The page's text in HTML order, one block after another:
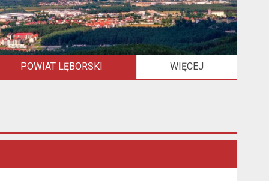
POWIAT LĘBORSKI WIĘCEJ